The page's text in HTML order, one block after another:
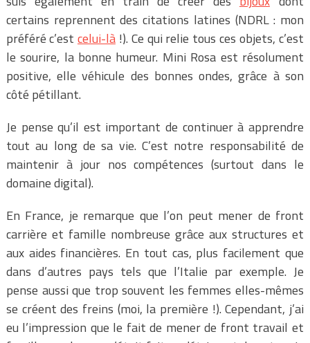
certains reprennent des citations latines (NDRL : mon
préféré c’est celui-là!). Ce qui relie tous ces objets, c’est
le sourire, la bonne humeur. Mini Rosa est résolument
positive, elle véhicule des bonnes ondes, grâce à son
côté pétillant.
Je pense qu’il est important de continuer à apprendre
tout au long de sa vie. C’est notre responsabilité de
maintenir à jour nos compétences (surtout dans le
domaine digital).
En France, je remarque que l’on peut mener de front
carrière et famille nombreuse grâce aux structures et
aux aides financières. En tout cas, plus facilement que
dans d’autres pays tels que l’Italie par exemple. Je
pense aussi que trop souvent les femmes elles-mêmes
se créent des freins (moi, la première !). Cependant, j’ai
eu l’impression que le fait de mener de front travail et